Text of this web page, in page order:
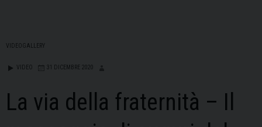
VIDEOGALLERY
VIDEO 31 DICEMBRE 2020
La via della fraternità – Il